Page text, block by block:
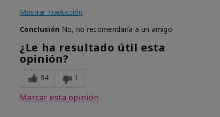
Mostrar Traducción
Conclusión No, no recomendaría a un amigo
¿Le ha resultado útil esta
opinión?
34 1
Marcar esta opinión